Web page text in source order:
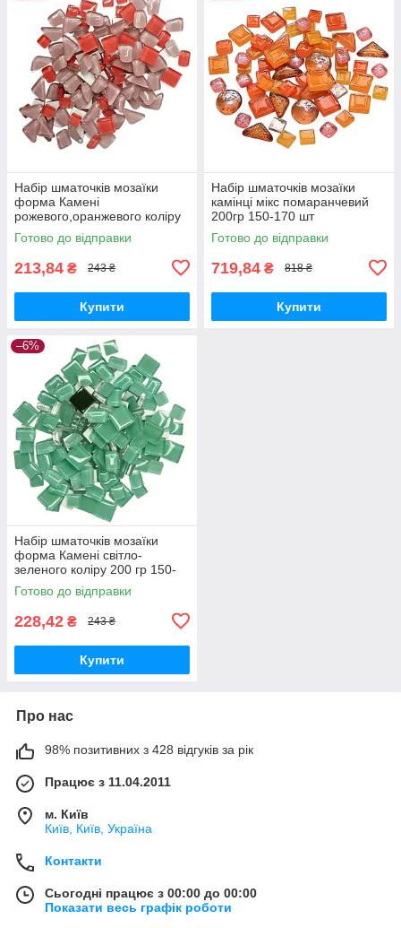
Набір шматочків мозаїки
форма Камені
рожевого,оранжевого коліру
200 гр 150-180 шт товщина 4
мм
Готово до відправки
213,84 ₴ 243 ₴
Купити
Набір шматочків мозаїки
камінці мікс помаранчевий
200гр 150-170 шт
декоративні каміння для
декору
Готово до відправки
719,84 ₴ 818 ₴
Купити
–6%
Набір шматочків мозаїки
форма Камені світло-
зеленого коліру 200 гр 150-
180 шт товщина 4 мм
Готово до відправки
228,42 ₴ 243 ₴
Купити
Про нас
98% позитивних з 428 відгуків за рік
Працює з 11.04.2011
м. Київ
Київ, Київ, Україна
Контакти
Сьогодні працює з 00:00 до 00:00
Показати весь графік роботи